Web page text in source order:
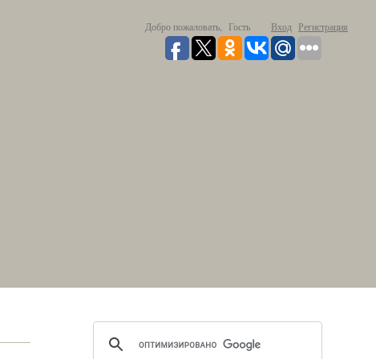
Добро пожаловать, Гость Вход Регистрация